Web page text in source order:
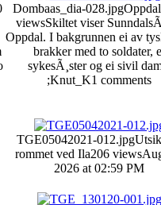
Dombaas_dia-028.jpgOppdal
viewsSkiltet viser
Oppdal. I bakgrunnen ei av
brakker med to soldater,
sykesÃ¸ster og ei sivil
;Knut_K1 comments
TGE05042021-012.jpg
rommet ved Ila206 views
2026 at 02:59 PM